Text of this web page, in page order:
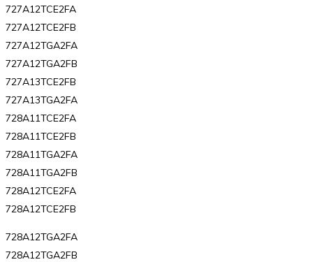
727A12TCE2FA
727A12TCE2FB
727A12TGA2FA
727A12TGA2FB
727A13TCE2FB
727A13TGA2FA
728A11TCE2FA
728A11TCE2FB
728A11TGA2FA
728A11TGA2FB
728A12TCE2FA
728A12TCE2FB
728A12TGA2FA
728A12TGA2FB